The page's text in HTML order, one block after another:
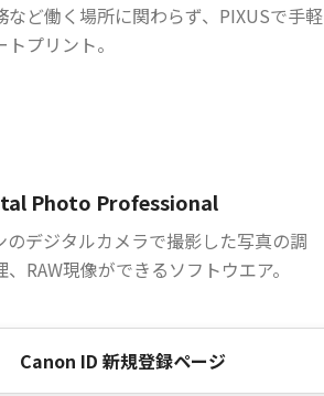
など働く場所に関わらず、PIXUSで手軽
プリント。
Photo Professional
のデジタルカメラで撮影した写真の調
RAW現像ができるソフトウエア。
Canon ID 新規登録ページ